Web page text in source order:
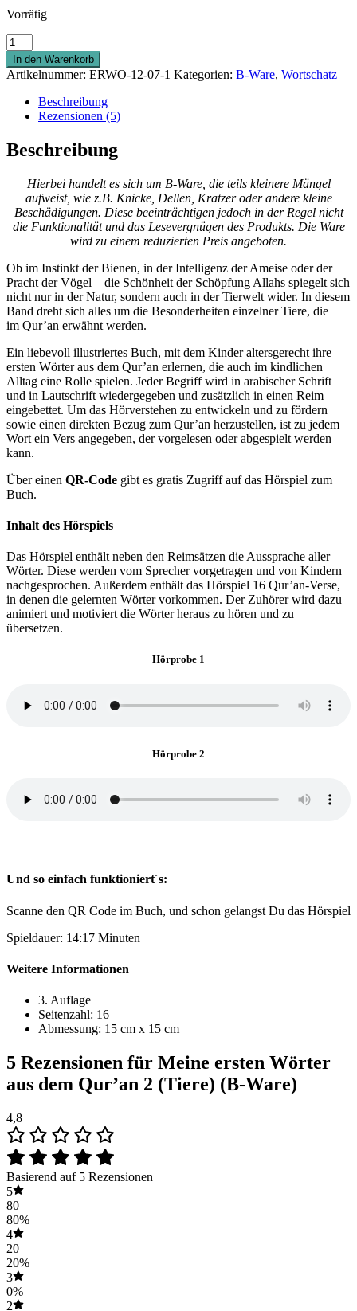
Vorrätig
Meine
ersten
Wörter
aus
dem
Qur'an
(Tiere)
(B-
Menge
In den Warenkorb
Artikelnummer: ERWO-12-07-1 Kategorien: B-Ware, Wortschatz
Beschreibung
Rezensionen (5)
Beschreibung
Hierbei handelt es sich um B-Ware, die teils kleinere Mängel
aufweist, wie z.B. Knicke, Dellen, Kratzer oder andere kleine
Beschädigungen. Diese beeinträchtigen jedoch in der Regel nicht
die Funktionalität und das Lesevergnügen des Produkts. Die Ware
wird zu einem reduzierten Preis angeboten.
Ob im Instinkt der Bienen, in der Intelligenz der Ameise oder der
Pracht der Vögel – die Schönheit der Schöpfung Allahs spiegelt sich
nicht nur in der Natur, sondern auch in der Tierwelt wider. In diesem
Band dreht sich alles um die Besonderheiten einzelner Tiere, die
im Qur’an erwähnt werden.
Ein liebevoll illustriertes Buch, mit dem Kinder altersgerecht ihre
ersten Wörter aus dem Qur’an erlernen, die auch im kindlichen
Alltag eine Rolle spielen. Jeder Begriff wird in arabischer Schrift
und in Lautschrift wiedergegeben und zusätzlich in einen Reim
eingebettet. Um das Hörverstehen zu entwickeln und zu fördern
sowie einen direkten Bezug zum Qur’an herzustellen, ist zu jedem
Wort ein Vers angegeben, der vorgelesen oder abgespielt werden
kann.
Über einen QR-Code gibt es gratis Zugriff auf das Hörspiel zum
Buch.
Inhalt des Hörspiels
Das Hörspiel enthält neben den Reimsätzen die Aussprache aller
Wörter. Diese werden vom Sprecher vorgetragen und von Kindern
nachgesprochen. Außerdem enthält das Hörspiel 16 Qur’an-Verse,
in denen die gelernten Wörter vorkommen. Der Zuhörer wird dazu
animiert und motiviert die Wörter heraus zu hören und zu
übersetzen.
Hörprobe 1
Hörprobe 2
Und so einfach funktioniert´s:
Scanne den QR Code im Buch, und schon gelangst Du das Hörspiel
Spieldauer: 14:17 Minuten
Weitere Informationen
3. Auflage
Seitenzahl: 16
Abmessung: 15 cm x 15 cm
5 Rezensionen für Meine ersten Wörter
aus dem Qur’an 2 (Tiere) (B-Ware)
4,8
Basierend auf 5 Rezensionen
5
80
80%
4
20
20%
3
0%
2